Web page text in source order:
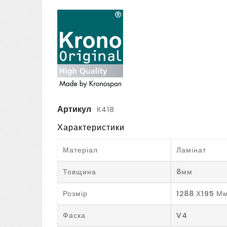
Артикул К418
Характеристики
Матеріал Ламінат
Товщина 8мм
Розмір 1288 Х195
Фаска V4